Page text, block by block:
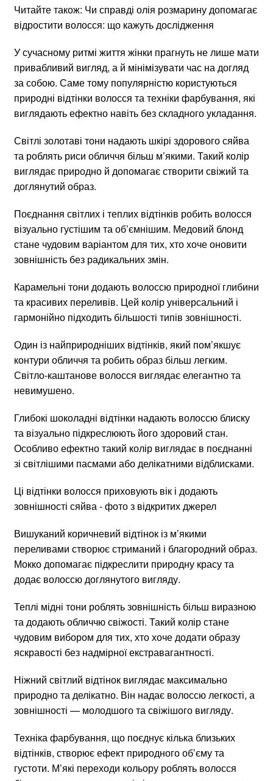
Читайте також: Чи справді олія розмарину допомагає
відростити волосся: що кажуть дослідження
У сучасному ритмі життя жінки прагнуть не лише мати
привабливий вигляд, а й мінімізувати час на догляд
за собою. Саме тому популярністю користуються
природні відтінки волосся та техніки фарбування, які
виглядають ефектно навіть без складного укладання.
Світлі золотаві тони надають шкірі здорового сяйва
та роблять риси обличчя більш м’якими. Такий колір
виглядає природно й допомагає створити свіжий та
доглянутий образ.
Поєднання світлих і теплих відтінків робить волосся
візуально густішим та об’ємнішим. Медовий блонд
стане чудовим варіантом для тих, хто хоче оновити
зовнішність без радикальних змін.
Карамельні тони додають волоссю природної глибини
та красивих переливів. Цей колір універсальний і
гармонійно підходить більшості типів зовнішності.
Один із найприродніших відтінків, який пом’якшує
контури обличчя та робить образ більш легким.
Світло-каштанове волосся виглядає елегантно та
невимушено.
Глибокі шоколадні відтінки надають волоссю блиску
та візуально підкреслюють його здоровий стан.
Особливо ефектно такий колір виглядає в поєднанні
зі світлішими пасмами або делікатними відблисками.
Ці відтінки волосся приховують вік і додають
зовнішності сяйва - фото з відкритих джерел
Вишуканий коричневий відтінок із м’якими
переливами створює стриманий і благородний образ.
Мокко допомагає підкреслити природну красу та
додає волоссю доглянутого вигляду.
Теплі мідні тони роблять зовнішність більш виразною
та додають обличчю свіжості. Такий колір стане
чудовим вибором для тих, хто хоче додати образу
яскравості без надмірної екстравагантності.
Ніжний світлий відтінок виглядає максимально
природно та делікатно. Він надає волоссю легкості, а
зовнішності — молодшого та свіжішого вигляду.
Техніка фарбування, що поєднує кілька близьких
відтінків, створює ефект природного об’єму та
густоти. М’які переходи кольору роблять волосся